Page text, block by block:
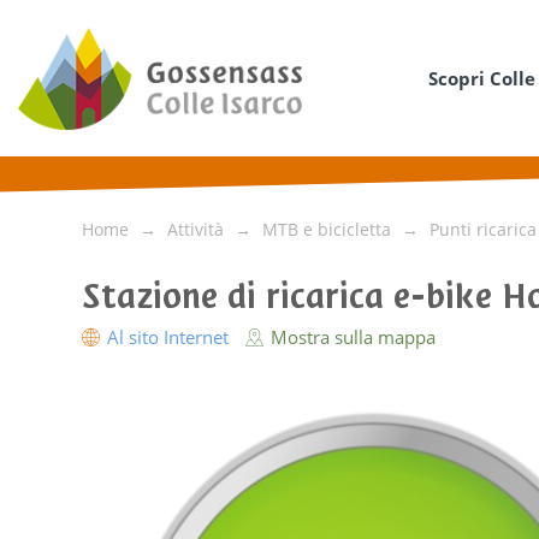
Scopri
Home Attività MTB e bicicletta Punti ricarica
Stazione di ricarica e-bike
Al sito Internet Mostra sulla mappa